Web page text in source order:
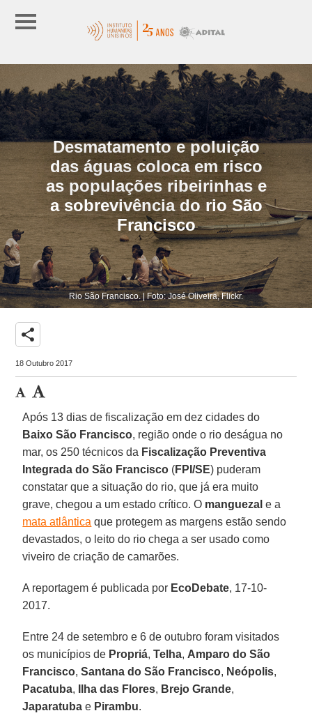
Desmatamento e poluição
das águas coloca em risco
as populações ribeirinhas e
a sobrevivência do rio São
Francisco
Rio São Francisco. | Foto: José Oliveira, Flickr.
share
18 Outubro 2017
Após 13 dias de fiscalização em dez cidades do
Baixo São Francisco, região onde o rio deságua no
mar, os 250 técnicos da Fiscalização Preventiva
Integrada do São Francisco (FPI/SE) puderam
constatar que a situação do rio, que já era muito
grave, chegou a um estado crítico. O manguezal e a
mata atlântica que protegem as margens estão sendo
devastados, o leito do rio chega a ser usado como
viveiro de criação de camarões.
A reportagem é publicada por EcoDebate, 17-10-
2017.
Entre 24 de setembro e 6 de outubro foram visitados
os municípios de Propriá,Telha, Amparo do São
Francisco,Santana do São Francisco, Neópolis,
Pacatuba, Ilha das Flores, Brejo Grande,
Japaratuba e Pirambu.